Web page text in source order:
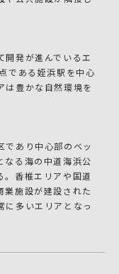
開発が進んでいるエ
である姪浜駅を中心
は豊かな自然環境を
であり中心部のベッ
なる海の中道海浜公
。香椎エリアや国道
業施設が建設された
に多いエリアとなっ